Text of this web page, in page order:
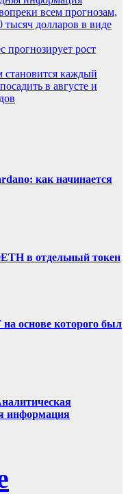
всем прогнозам,
тысяч долларов в виде
рост
каждый
в августе и
как начинается
в отдельный токен
основе которого был
информация